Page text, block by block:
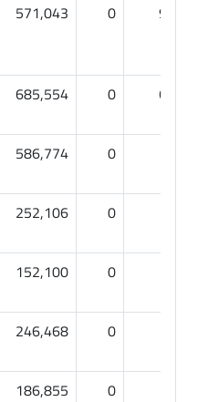
571,043 0 93
685,554 0 61
586,774 0
252,106 0
152,100 0
246,468 0
186,855 0